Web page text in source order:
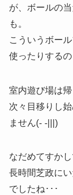
が、ボールの
も。
こういうボー
使ったりするの
室内遊び場は帰
次々目移りし
ません(- -|||)
なだめてすか
長時間芝政に
でしたね･･･